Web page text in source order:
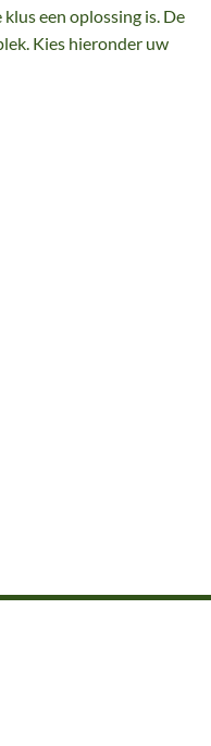
een oplossing is. De
Kies hieronder uw